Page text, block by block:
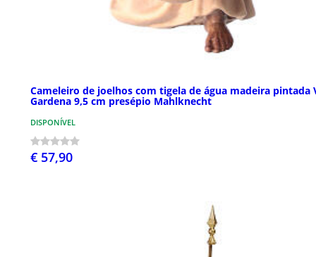
Cameleiro de joelhos com tigela de água madeira pintada
Gardena 9,5 cm presépio Mahlknecht
DISPONÍVEL
€ 57,90